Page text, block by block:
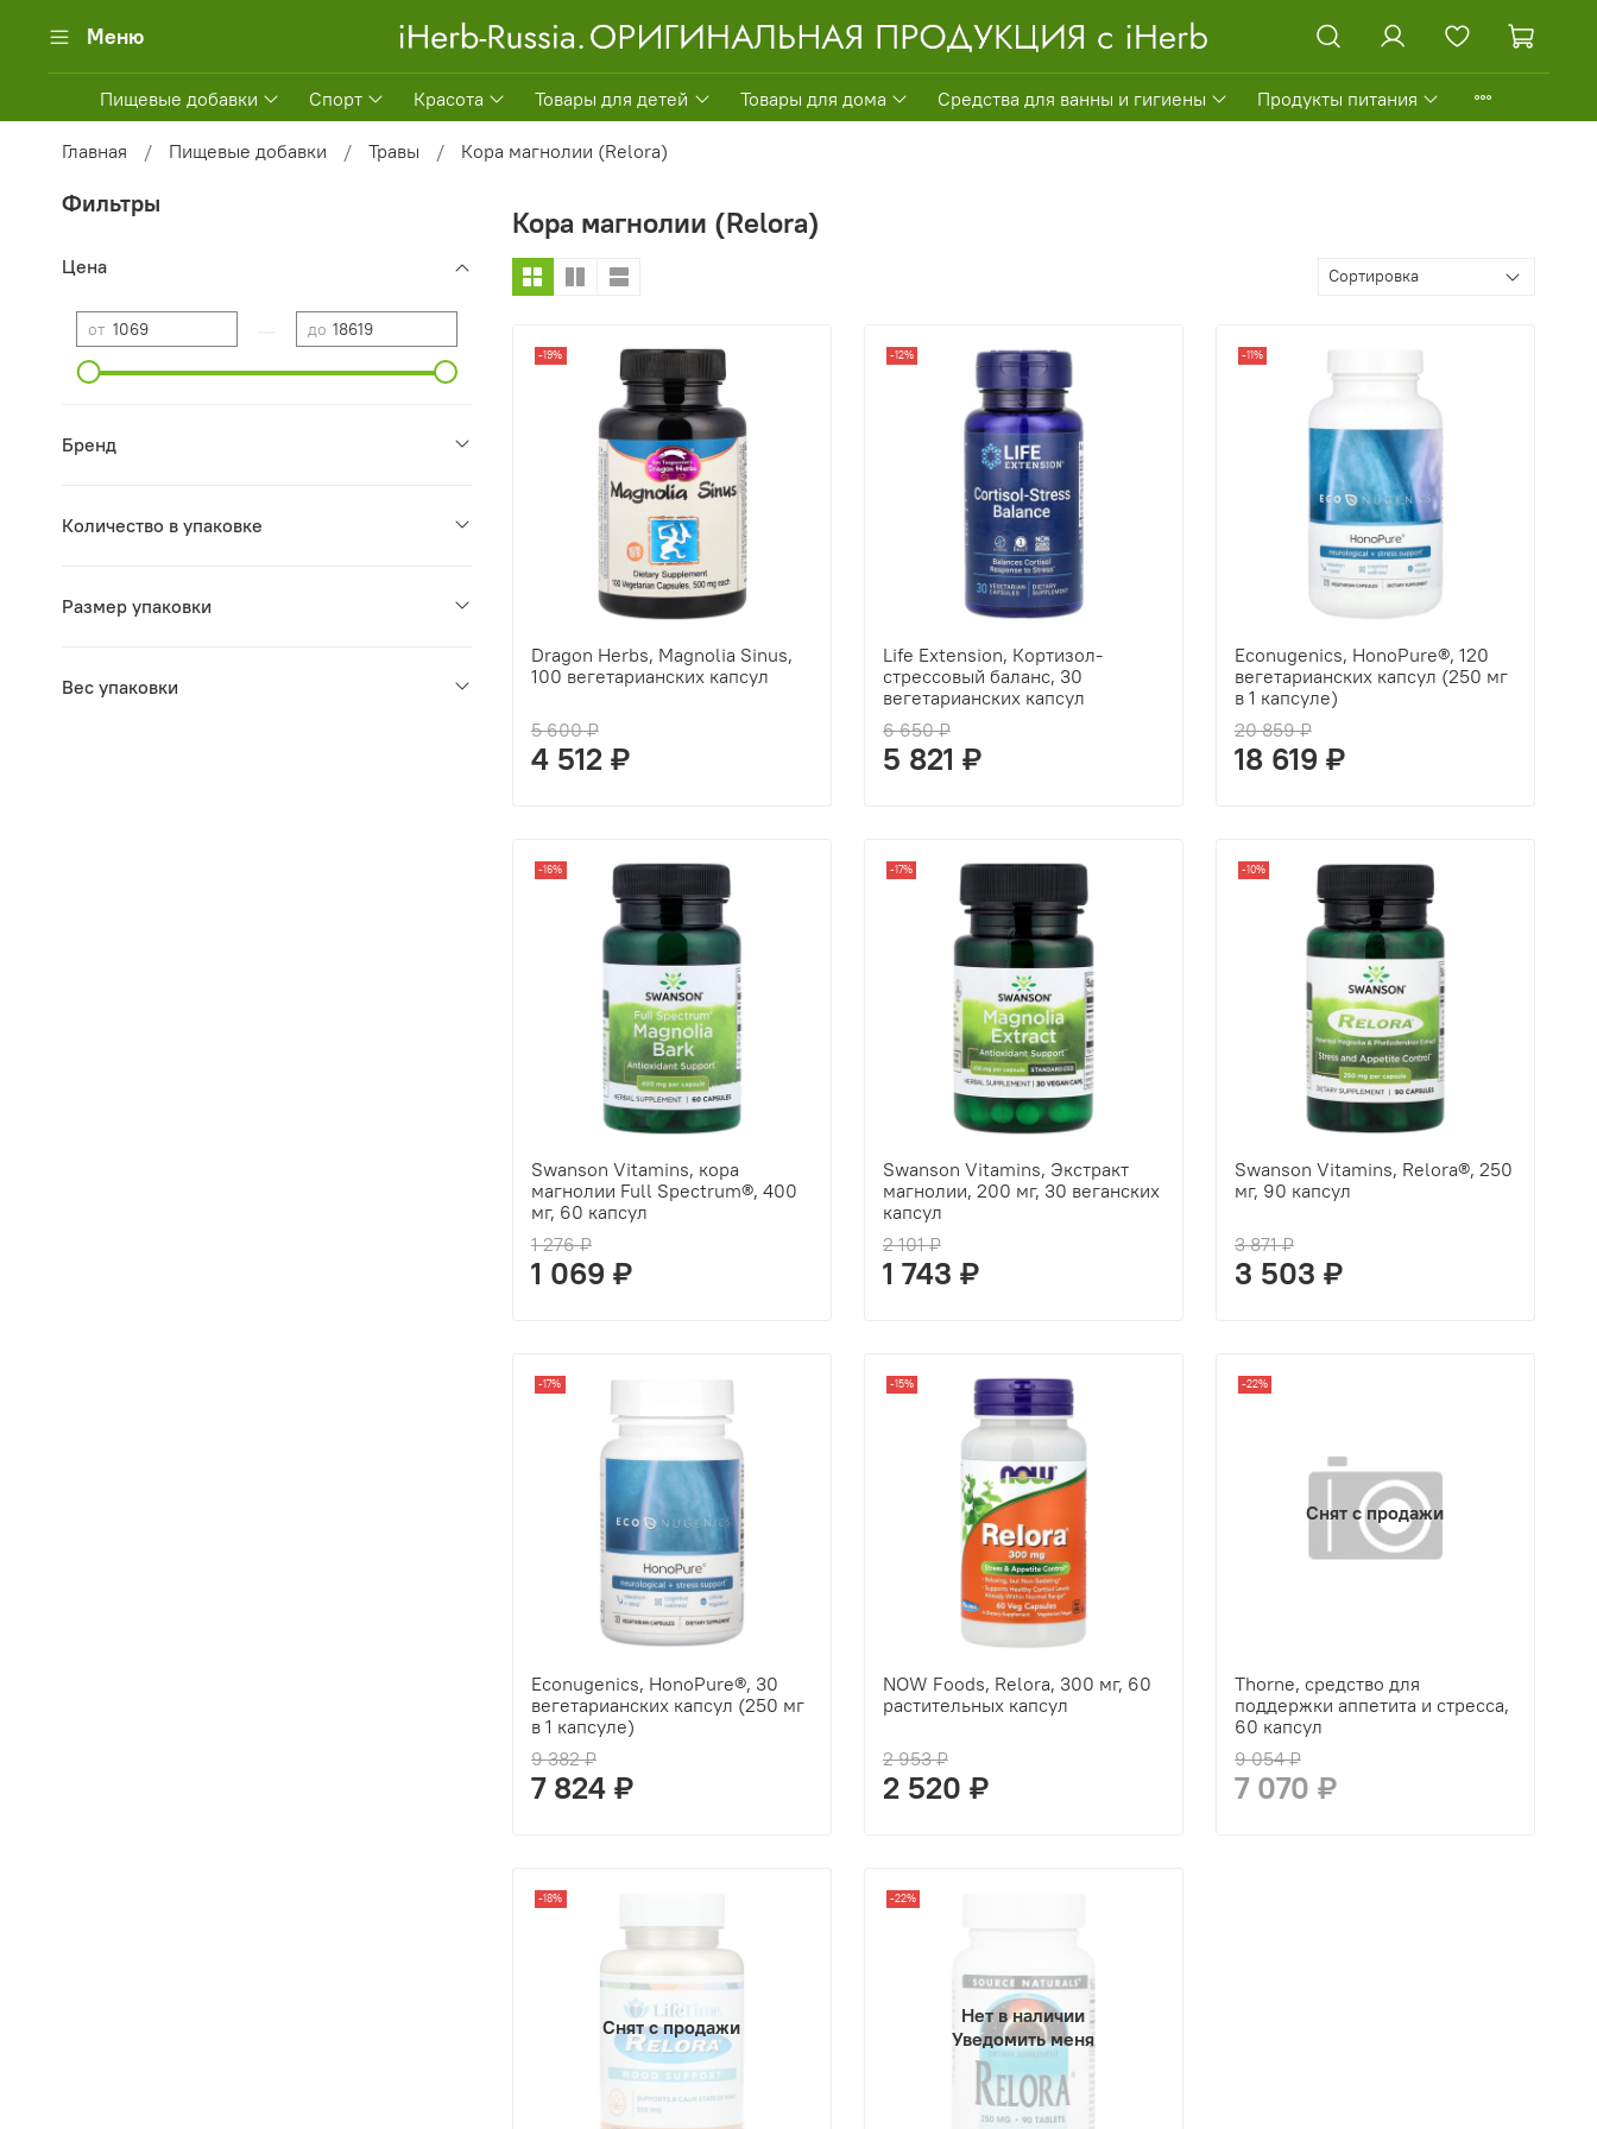
Меню
Пищевые добавки Спорт Красота Товары для детей Товары для дома Средства для ванны и гигиены Продукты питания
Главная Пищевые добавки Травы Кора магнолии (Relora)
Кора магнолии (Relora)
-19%
Dragon Herbs, Magnolia Sinus,
100 вегетарианских капсул
5 600 ₽
4 512 ₽
-12%
Life Extension, Кортизол-
стрессовый баланс, 30
вегетарианских капсул
6 650 ₽
5 821 ₽
-11%
Econugenics, HonoPure®, 120
вегетарианских капсул (250 мг
в 1 капсуле)
20 859 ₽
18 619 ₽
-16%
Swanson Vitamins, кора
магнолии Full Spectrum®, 400
мг, 60 капсул
1 276 ₽
1 069 ₽
-17%
Swanson Vitamins, Экстракт
магнолии, 200 мг, 30 веганских
капсул
2 101 ₽
1 743 ₽
-10%
Swanson Vitamins, Relora®, 250
мг, 90 капсул
3 871 ₽
3 503 ₽
-17%
Econugenics, HonoPure®, 30
вегетарианских капсул (250 мг
в 1 капсуле)
9 382 ₽
7 824 ₽
-15%
NOW Foods, Relora, 300 мг, 60
растительных капсул
2 953 ₽
2 520 ₽
Снят с продажи
-22%
Thorne, средство для
поддержки аппетита и стресса,
60 капсул
9 054 ₽
7 070 ₽
Снят с продажи
-18%
Нет в наличии
Уведомить меня
-22%
Фильтры
Цена
от до
Бренд
Количество в упаковке
Размер упаковки
Вес упаковки